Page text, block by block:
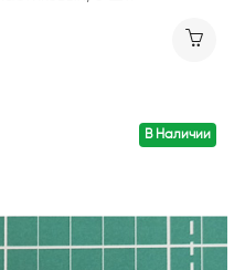
В Наличии